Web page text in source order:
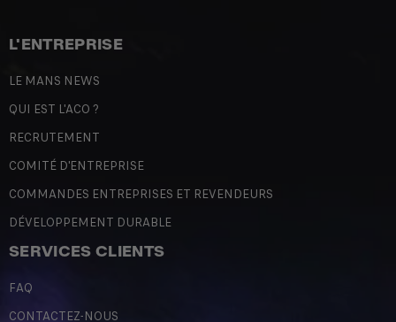
L'ENTREPRISE
LE MANS NEWS
QUI EST L'ACO ?
RECRUTEMENT
COMITÉ D'ENTREPRISE
COMMANDES ENTREPRISES ET REVENDEURS
DÉVELOPPEMENT DURABLE
SERVICES CLIENTS
FAQ
CONTACTEZ-NOUS